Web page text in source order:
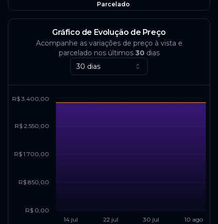
Parcelado
Gráfico de Evolução de Preço
Acompanhe as variações de preço à vista e
parcelado nos últimos 30dias
30 dias
14 jul 22 jul 30 jul 10 ago
R$ 0,00
R$ 850,00
R$ 1.700,00
R$ 2.550,00
R$ 3.400,00